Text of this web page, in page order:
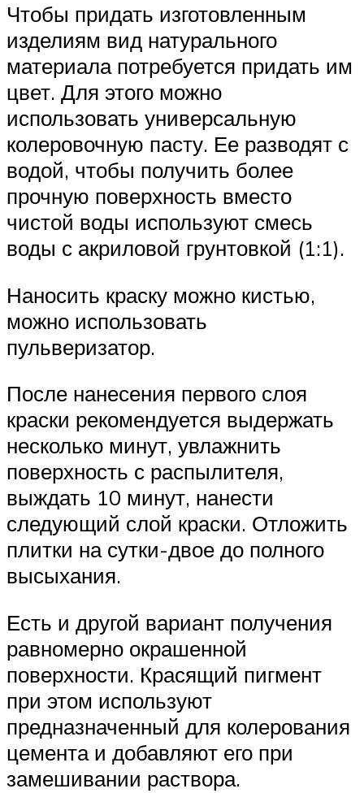
Чтобы придать изготовленным
изделиям вид натурального
материала потребуется придать им
цвет. Для этого можно
использовать универсальную
колеровочную пасту. Ее разводят с
водой, чтобы получить более
прочную поверхность вместо
чистой воды используют смесь
воды с акриловой грунтовкой (1:1).
Наносить краску можно кистью,
можно использовать
пульверизатор.
После нанесения первого слоя
краски рекомендуется выдержать
несколько минут, увлажнить
поверхность с распылителя,
выждать 10 минут, нанести
следующий слой краски. Отложить
плитки на сутки-двое до полного
высыхания.
Есть и другой вариант получения
равномерно окрашенной
поверхности. Красящий пигмент
при этом используют
предназначенный для колерования
цемента и добавляют его при
замешивании раствора.